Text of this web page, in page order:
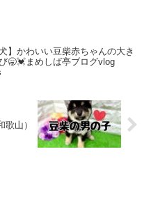
犬】かわいい豆柴赤ちゃんの大き
🥱💓まめしば亭ブログvlog
山）